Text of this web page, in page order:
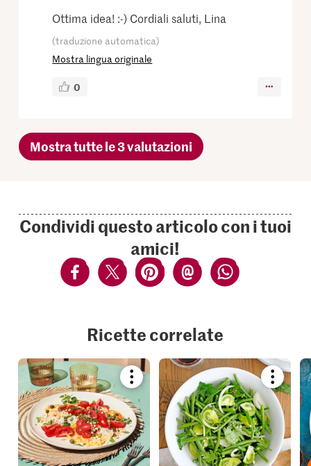
Ottima idea! :-) Cordiali saluti, Lina
(traduzione automatica)
Mostra lingua originale
0
Mostra tutte le 3 valutazioni
Condividi questo articolo con i tuoi
amici!
Ricette correlate
Bookmark
recipe
or
add
it
to
your
collections.
recipe
or
add
to
your